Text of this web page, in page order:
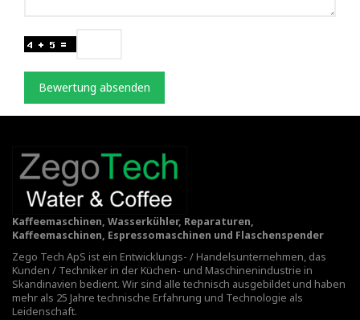
Bewertung absenden
Kaffeemaschinen, Wasserkühler, Reparaturen,
Kaffeemaschinen, Espressomaschinen und Flaschenspender
Zego Tech ApS ist ein Entwicklungs- / Handelsunternehmen, das
Kunden / Techniker in der Küchen- und Maschinenindustrie in
Skandinavien bedient. Wir sind alle technisch ausgebildet und haben
mehr als 25 Jahre technische Erfahrung und Technologie als
Leidenschaft.